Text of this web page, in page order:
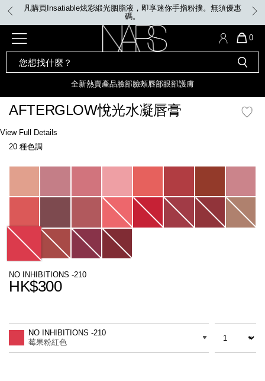
凡購買Insatiable炫彩緞光胭脂液，即享迷你手指粉撲。無須優惠
碼。
選單"
Nars
0
SEARCH
CATALOG
全新熱賣產品臉部臉頰唇部眼部護膚
全新LIGHT REFLECTING™ 原生光
亮肌卸妝油
全新色調LIGHT REFLECTING™ 原
生光幻彩蜜粉餅
全新 INSATIABLE炫彩緞光胭脂液
亮肌系列
線上購物禮遇
電子禮品卡
線上虛擬試妝
彩妝組合及禮品
臉部
唇部
眼部
護膚
粉底
胭脂
唇膏
熱賣產品
AFTERGLOW悅光水凝唇膏
Details
/zh/
Item
999NAC0000154_hk
View Full Details
20 種色調
Variations
NO INHIBITIONS -210
HK$300
to
cart
options
Actions
差別
NO INHIBITIONS -210
莓果粉紅色
數量